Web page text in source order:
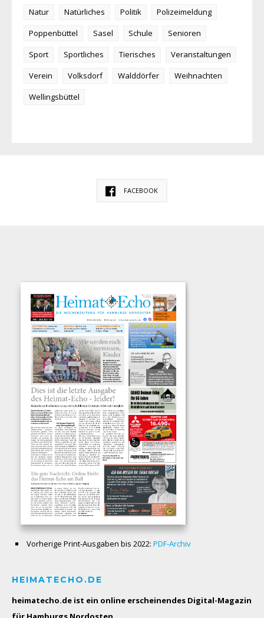
Natur
Natürliches Politik
Polizeimeldung
Poppenbüttel
Sasel Schule
Senioren
Sport
Sportliches Tierisches
Veranstaltungen
Verein
Volksdorf Walddörfer
Weihnachten
Wellingsbüttel
FACEBOOK
Vorherige Print-Ausgaben bis 2022: PDF-Archiv
HEIMATECHO.DE
heimatecho.de ist ein online erscheinendes Digital-Magazin